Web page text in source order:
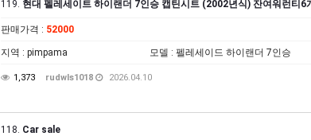
119. 현대 펠레세이트 하이랜더 7인승 캡틴시트 (2002년식) 잔여워런티6
판매가격 : 52000
지역 : pimpama 모델 : 펠레세이드 하이랜더 7인승
1,373 rudwls1018 2026.04.10
118. Car sale